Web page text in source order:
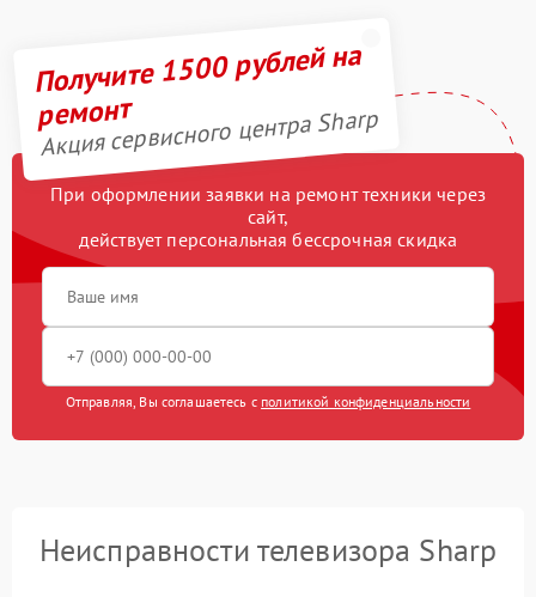
Получите 1500 рублей на
ремонт
Акция сервисного центра Sharp
При оформлении заявки на ремонт техники через
сайт,
действует персональная бессрочная скидка
Отправляя, Вы соглашаетесь с политикой конфиденциальности
Неисправности телевизора Sharp